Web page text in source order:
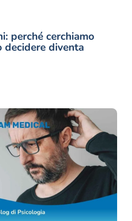
perché cerchiamo
decidere diventa